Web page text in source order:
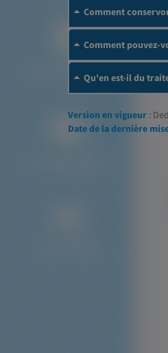
Comment
Comment pouvez-
Qu'en est-il du
Version en vigueur :
Date de la dernière